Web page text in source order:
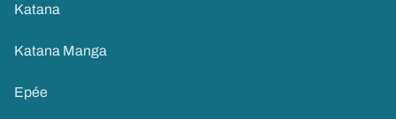
Katana
Katana Manga
Epée